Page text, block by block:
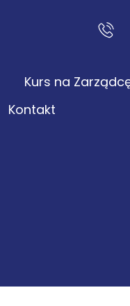
Kurs na
Kontakt